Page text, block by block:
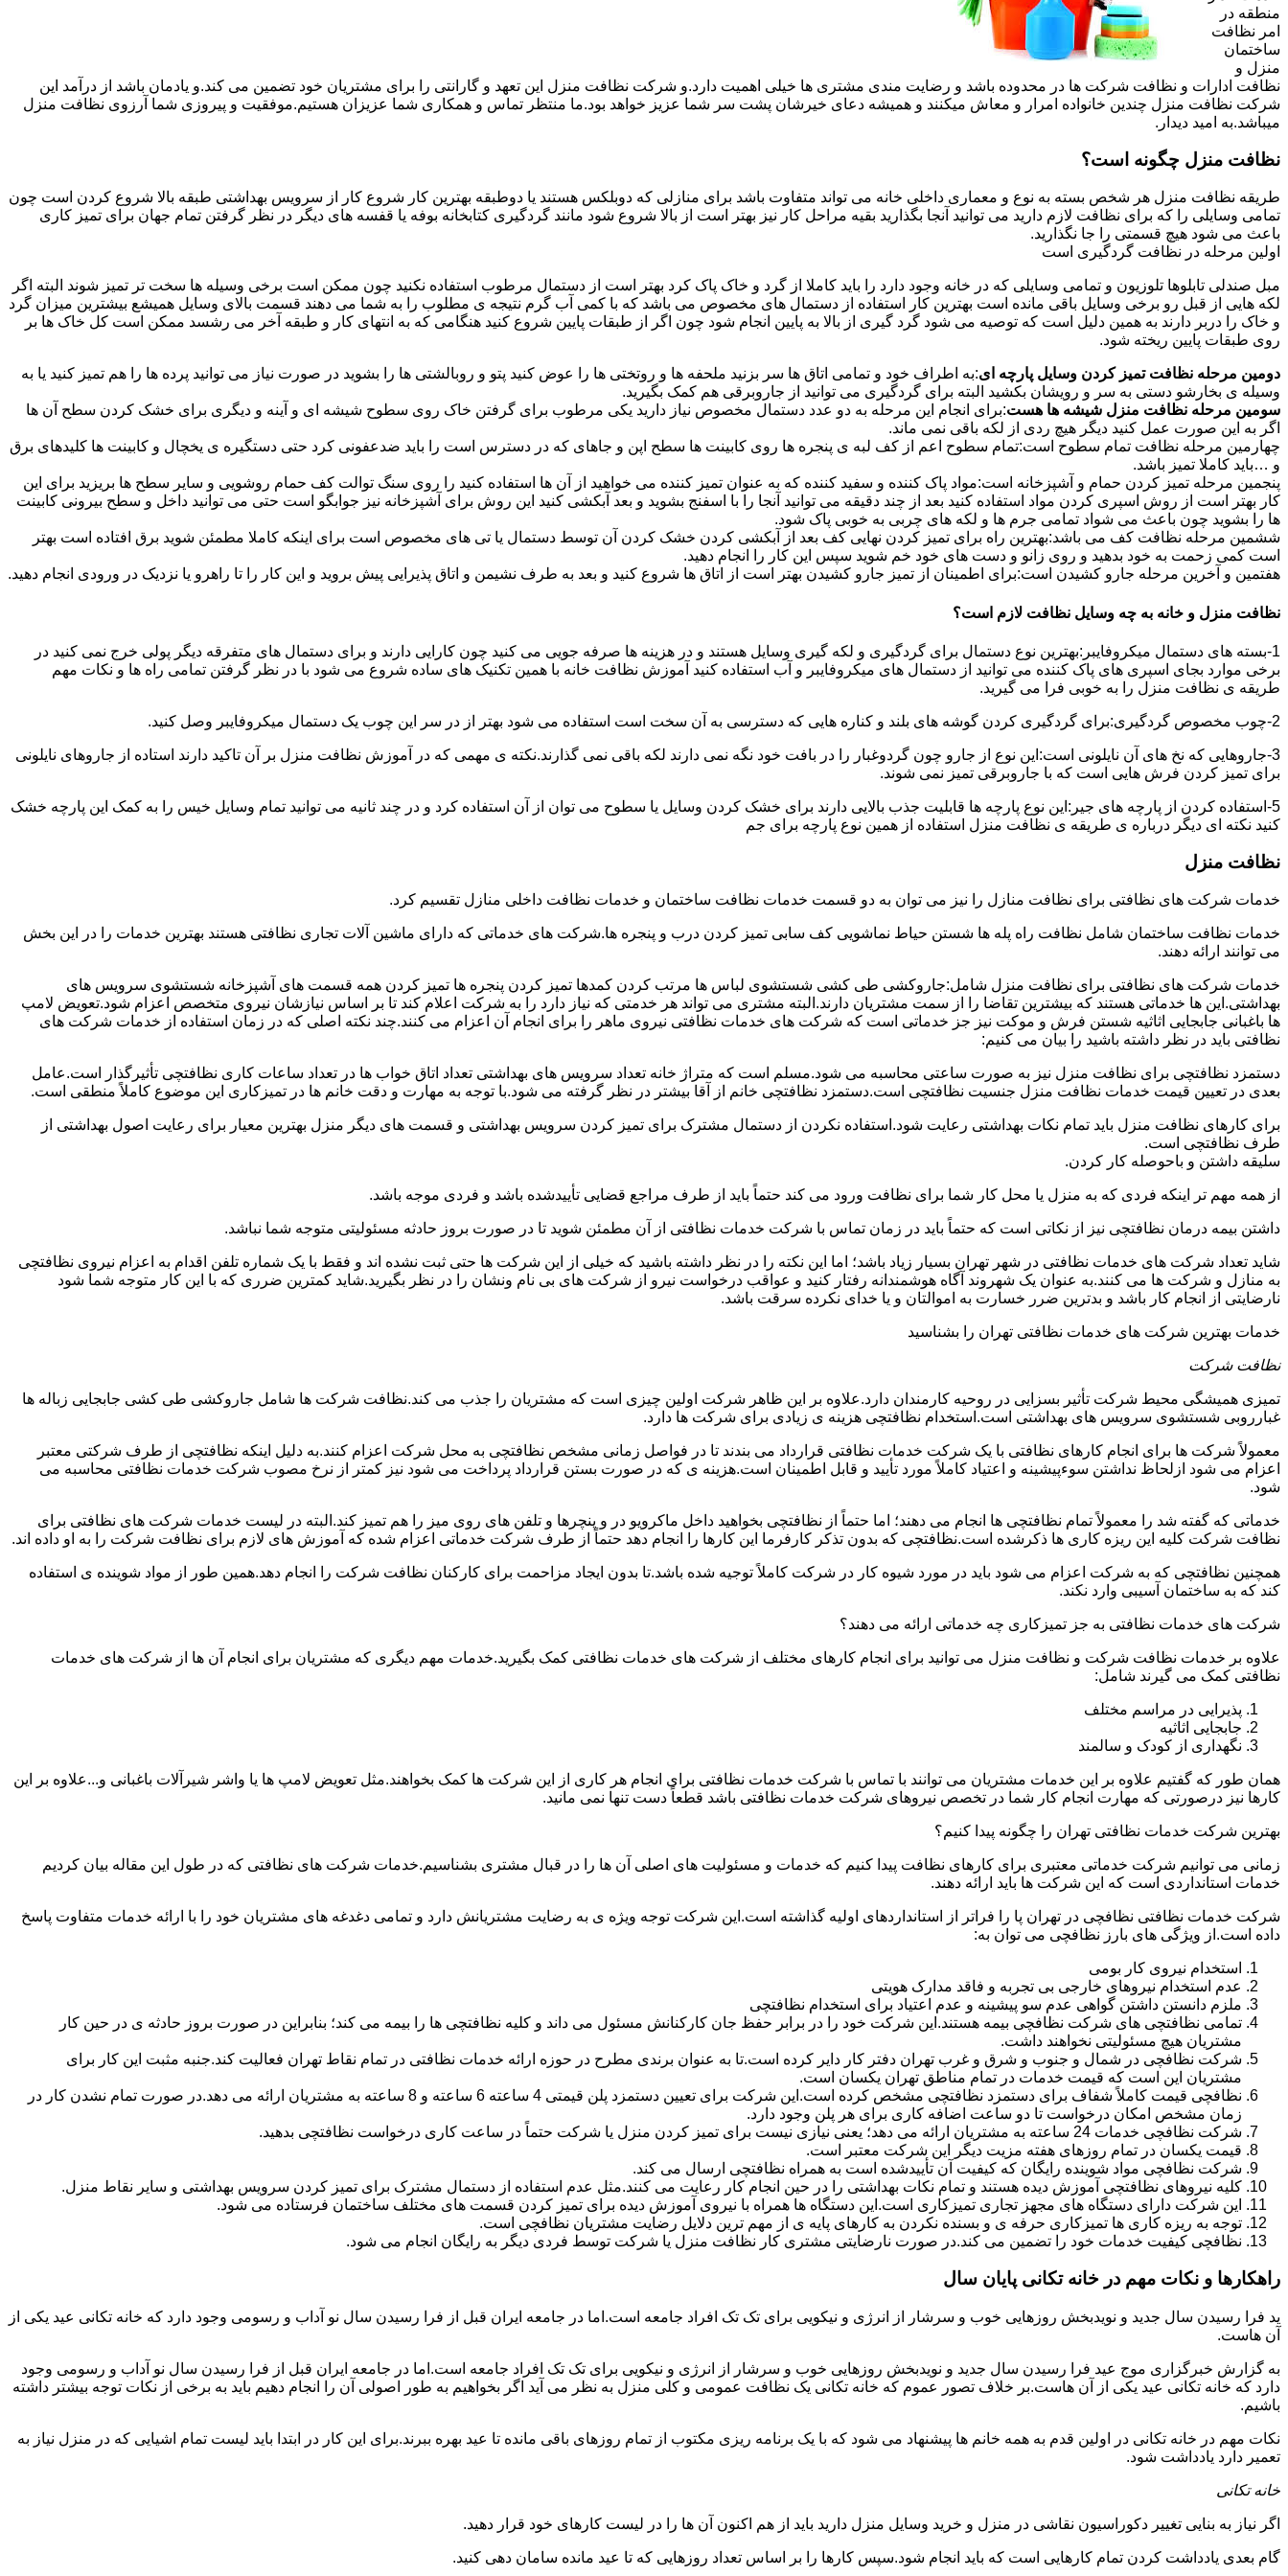
منطقه در
امر نظافت
ساختمان
منزل و
نظافت ادارات و نظافت شرکت ها در محدوده باشد و رضایت مندی مشتری ها خیلی اهمیت دارد.و شرکت نظافت منزل این تعهد و گارانتی را برای مشتریان خود تضمین می کند.و یادمان باشد از درآمد این
شرکت نظافت منزل چندین خانواده امرار و معاش میکنند و همیشه دعای خیرشان پشت سر شما عزیز خواهد بود.ما منتظر تماس و همکاری شما عزیزان هستیم.موفقیت و پیروزی شما آرزوی نظافت منزل
میباشد.به امید دیدار.
نظافت منزل چگونه است؟
طریقه نظافت منزل هر شخص بسته به نوع و معماری داخلی خانه می تواند متفاوت باشد برای منازلی که دوبلکس هستند یا دوطبقه بهترین کار شروع کار از سرویس بهداشتی طبقه بالا شروع کردن است چون
تمامی وسایلی را که برای نظافت لازم دارید می توانید آنجا بگذارید بقیه مراحل کار نیز بهتر است از بالا شروع شود مانند گردگیری کتابخانه بوفه یا قفسه های دیگر در نظر گرفتن تمام جهان برای تمیز کاری
باعث می شود هیچ قسمتی را جا نگذارید.
اولین مرحله در نظافت گردگیری است
مبل صندلی تابلوها تلوزیون و تمامی وسایلی که در خانه وجود دارد را باید کاملا از گرد و خاک پاک کرد بهتر است از دستمال مرطوب استفاده نکنید چون ممکن است برخی وسیله ها سخت تر تمیز شوند البته اگر
لکه هایی از قبل رو برخی وسایل باقی مانده است بهترین کار استفاده از دستمال های مخصوص می باشد که با کمی آب گرم نتیجه ی مطلوب را به شما می دهند قسمت بالای وسایل همیشع بیشترین میزان گرد
و خاک را دربر دارند به همین دلیل است که توصیه می شود گرد گیری از بالا به پایین انجام شود چون اگر از طبقات پایین شروع کنید هنگامی که به انتهای کار و طبقه آخر می رشسد ممکن است کل خاک ها بر
روی طبقات پایین ریخته شود.
دومین مرحله نظافت تمیز کردن وسایل پارچه ای:به اطراف خود و تمامی اتاق ها سر بزنید ملحفه ها و روتختی ها را عوض کنید پتو و روبالشتی ها را بشوید در صورت نیاز می توانید پرده ها را هم تمیز کنید یا به
وسیله ی بخارشو دستی به سر و رویشان بکشید البته برای گردگیری می توانید از جاروبرقی هم کمک بگیرید.
سومین مرحله نظافت منزل شیشه ها هست:برای انجام این مرحله به دو عدد دستمال مخصوص نیاز دارید یکی مرطوب برای گرفتن خاک روی سطوح شیشه ای و آینه و دیگری برای خشک کردن سطح آن ها
اگر به این صورت عمل کنید دیگر هیچ ردی از لکه باقی نمی ماند.
چهارمین مرحله نظافت تمام سطوح است:تمام سطوح اعم از کف لبه ی پنجره ها روی کابینت ها سطح اپن و جاهای که در دسترس است را باید ضدعفونی کرد حتی دستگیره ی یخچال و کابینت ها کلیدهای برق
و …باید کاملا تمیز باشد.
پنجمین مرحله تمیز کردن حمام و آشپزخانه است:مواد پاک کننده و سفید کننده که به عنوان تمیز کننده می خواهید از آن ها استفاده کنید را روی سنگ توالت کف حمام روشویی و سایر سطح ها بریزید برای این
کار بهتر است از روش اسپری کردن مواد استفاده کنید بعد از چند دقیقه می توانید آنجا را با اسفنج بشوید و بعد آبکشی کنید این روش برای آشپزخانه نیز جوابگو است حتی می توانید داخل و سطح بیرونی کابینت
ها را بشوید چون باعث می شواد تمامی جرم ها و لکه های چربی به خوبی پاک شود.
ششمین مرحله نظافت کف می باشد:بهترین راه برای تمیز کردن نهایی کف بعد از آبکشی کردن خشک کردن آن توسط دستمال یا تی های مخصوص است برای اینکه کاملا مطمئن شوید برق افتاده است بهتر
است کمی زحمت به خود بدهید و روی زانو و دست های خود خم شوید سپس این کار را انجام دهید.
هفتمین و آخرین مرحله جارو کشیدن است:برای اطمینان از تمیز جارو کشیدن بهتر است از اتاق ها شروع کنید و بعد به طرف نشیمن و اتاق پذیرایی پیش بروید و این کار را تا راهرو یا نزدیک در ورودی انجام دهید.
نظافت منزل و خانه به چه وسایل نظافت لازم است؟
1-بسته های دستمال میکروفایبر:بهترین نوع دستمال برای گردگیری و لکه گیری وسایل هستند و در هزینه ها صرفه جویی می کنید چون کارایی دارند و برای دستمال های متفرقه دیگر پولی خرج نمی کنید در
برخی موارد بجای اسپری های پاک کننده می توانید از دستمال های میکروفایبر و آب استفاده کنید آموزش نظافت خانه با همین تکنیک های ساده شروع می شود با در نظر گرفتن تمامی راه ها و نکات مهم
طریقه ی نظافت منزل را به خوبی فرا می گیرید.
2-چوب مخصوص گردگیری:برای گردگیری کردن گوشه های بلند و کناره هایی که دسترسی به آن سخت است استفاده می شود بهتر از در سر این چوب یک دستمال میکروفایبر وصل کنید.
3-جاروهایی که نخ های آن نایلونی است:این نوع از جارو چون گردوغبار را در بافت خود نگه نمی دارند لکه باقی نمی گذارند.نکته ی مهمی که در آموزش نظافت منزل بر آن تاکید دارند استاده از جاروهای نایلونی
برای تمیز کردن فرش هایی است که با جاروبرقی تمیز نمی شوند.
5-استفاده کردن از پارچه های جیر:این نوع پارچه ها قابلیت جذب بالایی دارند برای خشک کردن وسایل یا سطوح می توان از آن استفاده کرد و در چند ثانیه می توانید تمام وسایل خیس را به کمک این پارچه خشک
کنید نکته ای دیگر درباره ی طریقه ی نظافت منزل استفاده از همین نوع پارچه برای جم
نظافت منزل
خدمات شرکت های نظافتی برای نظافت منازل را نیز می توان به دو قسمت خدمات نظافت ساختمان و خدمات نظافت داخلی منازل تقسیم کرد.
خدمات نظافت ساختمان شامل نظافت راه پله ها شستن حیاط نماشویی کف سابی تمیز کردن درب و پنجره ها.شرکت های خدماتی که دارای ماشین آلات تجاری نظافتی هستند بهترین خدمات را در این بخش
می توانند ارائه دهند.
خدمات شرکت های نظافتی برای نظافت منزل شامل:جاروکشی طی کشی شستشوی لباس ها مرتب کردن کمدها تمیز کردن پنجره ها تمیز کردن همه قسمت های آشپزخانه شستشوی سرویس های
بهداشتی.این ها خدماتی هستند که بیشترین تقاضا را از سمت مشتریان دارند.البته مشتری می تواند هر خدمتی که نیاز دارد را به شرکت اعلام کند تا بر اساس نیازشان نیروی متخصص اعزام شود.تعویض لامپ
ها باغبانی جابجایی اثاثیه شستن فرش و موکت نیز جز خدماتی است که شرکت های خدمات نظافتی نیروی ماهر را برای انجام آن اعزام می کنند.چند نکته اصلی که در زمان استفاده از خدمات شرکت های
نظافتی باید در نظر داشته باشید را بیان می کنیم:
دستمزد نظافتچی برای نظافت منزل نیز به صورت ساعتی محاسبه می شود.مسلم است که متراژ خانه تعداد سرویس های بهداشتی تعداد اتاق خواب ها در تعداد ساعات کاری نظافتچی تأثیرگذار است.عامل
بعدی در تعیین قیمت خدمات نظافت منزل جنسیت نظافتچی است.دستمزد نظافتچی خانم از آقا بیشتر در نظر گرفته می شود.با توجه به مهارت و دقت خانم ها در تمیزکاری این موضوع کاملاً منطقی است.
برای کارهای نظافت منزل باید تمام نکات بهداشتی رعایت شود.استفاده نکردن از دستمال مشترک برای تمیز کردن سرویس بهداشتی و قسمت های دیگر منزل بهترین معیار برای رعایت اصول بهداشتی از
طرف نظافتچی است.
سلیقه داشتن و باحوصله کار کردن.
از همه مهم تر اینکه فردی که به منزل یا محل کار شما برای نظافت ورود می کند حتماً باید از طرف مراجع قضایی تأییدشده باشد و فردی موجه باشد.
داشتن بیمه درمان نظافتچی نیز از نکاتی است که حتماً باید در زمان تماس با شرکت خدمات نظافتی از آن مطمئن شوید تا در صورت بروز حادثه مسئولیتی متوجه شما نباشد.
شاید تعداد شرکت های خدمات نظافتی در شهر تهران بسیار زیاد باشد؛ اما این نکته را در نظر داشته باشید که خیلی از این شرکت ها حتی ثبت نشده اند و فقط با یک شماره تلفن اقدام به اعزام نیروی نظافتچی
به منازل و شرکت ها می کنند.به عنوان یک شهروند آگاه هوشمندانه رفتار کنید و عواقب درخواست نیرو از شرکت های بی نام ونشان را در نظر بگیرید.شاید کمترین ضرری که با این کار متوجه شما شود
نارضایتی از انجام کار باشد و بدترین ضرر خسارت به اموالتان و یا خدای نکرده سرقت باشد.
خدمات بهترین شرکت های خدمات نظافتی تهران را بشناسید
نظافت شرکت
تمیزی همیشگی محیط شرکت تأثیر بسزایی در روحیه کارمندان دارد.علاوه بر این ظاهر شرکت اولین چیزی است که مشتریان را جذب می کند.نظافت شرکت ها شامل جاروکشی طی کشی جابجایی زباله ها
غبارروبی شستشوی سرویس های بهداشتی است.استخدام نظافتچی هزینه ی زیادی برای شرکت ها دارد.
معمولاً شرکت ها برای انجام کارهای نظافتی با یک شرکت خدمات نظافتی قرارداد می بندند تا در فواصل زمانی مشخص نظافتچی به محل شرکت اعزام کنند.به دلیل اینکه نظافتچی از طرف شرکتی معتبر
اعزام می شود ازلحاظ نداشتن سوءپیشینه و اعتیاد کاملاً مورد تأیید و قابل اطمینان است.هزینه ی که در صورت بستن قرارداد پرداخت می شود نیز کمتر از نرخ مصوب شرکت خدمات نظافتی محاسبه می
شود.
خدماتی که گفته شد را معمولاً تمام نظافتچی ها انجام می دهند؛ اما حتماً از نظافتچی بخواهید داخل ماکرویو در و پنچرها و تلفن های روی میز را هم تمیز کند.البته در لیست خدمات شرکت های نظافتی برای
نظافت شرکت کلیه این ریزه کاری ها ذکرشده است.نظافتچی که بدون تذکر کارفرما این کارها را انجام دهد حتماً از طرف شرکت خدماتی اعزام شده که آموزش های لازم برای نظافت شرکت را به او داده اند.
همچنین نظافتچی که به شرکت اعزام می شود باید در مورد شیوه کار در شرکت کاملاً توجیه شده باشد.تا بدون ایجاد مزاحمت برای کارکنان نظافت شرکت را انجام دهد.همین طور از مواد شوینده ی استفاده
کند که به ساختمان آسیبی وارد نکند.
شرکت های خدمات نظافتی به جز تمیزکاری چه خدماتی ارائه می دهند؟
علاوه بر خدمات نظافت شرکت و نظافت منزل می توانید برای انجام کارهای مختلف از شرکت های خدمات نظافتی کمک بگیرید.خدمات مهم دیگری که مشتریان برای انجام آن ها از شرکت های خدمات
نظافتی کمک می گیرند شامل:
پذیرایی در مراسم مختلف
جابجایی اثاثیه
نگهداری از کودک و سالمند
همان طور که گفتیم علاوه بر این خدمات مشتریان می توانند با تماس با شرکت خدمات نظافتی برای انجام هر کاری از این شرکت ها کمک بخواهند.مثل تعویض لامپ ها یا واشر شیرآلات باغبانی و...علاوه بر این
کارها نیز درصورتی که مهارت انجام کار شما در تخصص نیروهای شرکت خدمات نظافتی باشد قطعاً دست تنها نمی مانید.
بهترین شرکت خدمات نظافتی تهران را چگونه پیدا کنیم؟
زمانی می توانیم شرکت خدماتی معتبری برای کارهای نظافت پیدا کنیم که خدمات و مسئولیت های اصلی آن ها را در قبال مشتری بشناسیم.خدمات شرکت های نظافتی که در طول این مقاله بیان کردیم
خدمات استانداردی است که این شرکت ها باید ارائه دهند.
شرکت خدمات نظافتی نظافچی در تهران پا را فراتر از استانداردهای اولیه گذاشته است.این شرکت توجه ویژه ی به رضایت مشتریانش دارد و تمامی دغدغه های مشتریان خود را با ارائه خدمات متفاوت پاسخ
داده است.از ویژگی های بارز نظافچی می توان به:
استخدام نیروی کار بومی
عدم استخدام نیروهای خارجی بی تجربه و فاقد مدارک هویتی
ملزم دانستن داشتن گواهی عدم سو پیشینه و عدم اعتیاد برای استخدام نظافتچی
تمامی نظافتچی های شرکت نظافچی بیمه هستند.این شرکت خود را در برابر حفظ جان کارکنانش مسئول می داند و کلیه نظافتچی ها را بیمه می کند؛ بنابراین در صورت بروز حادثه ی در حین کار
مشتریان هیچ مسئولیتی نخواهند داشت.
شرکت نظافچی در شمال و جنوب و شرق و غرب تهران دفتر کار دایر کرده است.تا به عنوان برندی مطرح در حوزه ارائه خدمات نظافتی در تمام نقاط تهران فعالیت کند.جنبه مثبت این کار برای
مشتریان این است که قیمت خدمات در تمام مناطق تهران یکسان است.
نظافچی قیمت کاملاً شفاف برای دستمزد نظافتچی مشخص کرده است.این شرکت برای تعیین دستمزد پلن قیمتی 4 ساعته 6 ساعته و 8 ساعته به مشتریان ارائه می دهد.در صورت تمام نشدن کار در
زمان مشخص امکان درخواست تا دو ساعت اضافه کاری برای هر پلن وجود دارد.
شرکت نظافچی خدمات 24 ساعته به مشتریان ارائه می دهد؛ یعنی نیازی نیست برای تمیز کردن منزل یا شرکت حتماً در ساعت کاری درخواست نظافتچی بدهید.
قیمت یکسان در تمام روزهای هفته مزیت دیگر این شرکت معتبر است.
شرکت نظافچی مواد شوینده رایگان که کیفیت آن تأییدشده است به همراه نظافتچی ارسال می کند.
کلیه نیروهای نظافتچی آموزش دیده هستند و تمام نکات بهداشتی را در حین انجام کار رعایت می کنند.مثل عدم استفاده از دستمال مشترک برای تمیز کردن سرویس بهداشتی و سایر نقاط منزل.
این شرکت دارای دستگاه های مجهز تجاری تمیزکاری است.این دستگاه ها همراه با نیروی آموزش دیده برای تمیز کردن قسمت های مختلف ساختمان فرستاده می شود.
توجه به ریزه کاری ها تمیزکاری حرفه ی و بسنده نکردن به کارهای پایه ی از مهم ترین دلایل رضایت مشتریان نظافچی است.
نظافچی کیفیت خدمات خود را تضمین می کند.در صورت نارضایتی مشتری کار نظافت منزل یا شرکت توسط فردی دیگر به رایگان انجام می شود.
راهکارها و نکات مهم در خانه تکانی پایان سال
ید فرا رسیدن سال جدید و نویدبخش روزهایی خوب و سرشار از انرژی و نیکویی برای تک تک افراد جامعه است.اما در جامعه ایران قبل از فرا رسیدن سال نو آداب و رسومی وجود دارد که خانه تکانی عید یکی از
آن هاست.
به گزارش خبرگزاری موج عید فرا رسیدن سال جدید و نویدبخش روزهایی خوب و سرشار از انرژی و نیکویی برای تک تک افراد جامعه است.اما در جامعه ایران قبل از فرا رسیدن سال نو آداب و رسومی وجود
دارد که خانه تکانی عید یکی از آن هاست.بر خلاف تصور عموم که خانه تکانی یک نظافت عمومی و کلی منزل به نظر می آید اگر بخواهیم به طور اصولی آن را انجام دهیم باید به برخی از نکات توجه بیشتر داشته
باشیم.
نکات مهم در خانه تکانی در اولین قدم به همه خانم ها پیشنهاد می شود که با یک برنامه ریزی مکتوب از تمام روزهای باقی مانده تا عید بهره ببرند.برای این کار در ابتدا باید لیست تمام اشیایی که در منزل نیاز به
تعمیر دارد یادداشت شود.
خانه تکانی
اگر نیاز به بنایی تغییر دکوراسیون نقاشی در منزل و خرید وسایل منزل دارید باید از هم اکنون آن ها را در لیست کارهای خود قرار دهید.
گام بعدی یادداشت کردن تمام کارهایی است که باید انجام شود.سپس کارها را بر اساس تعداد روزهایی که تا عید مانده سامان دهی کنید.